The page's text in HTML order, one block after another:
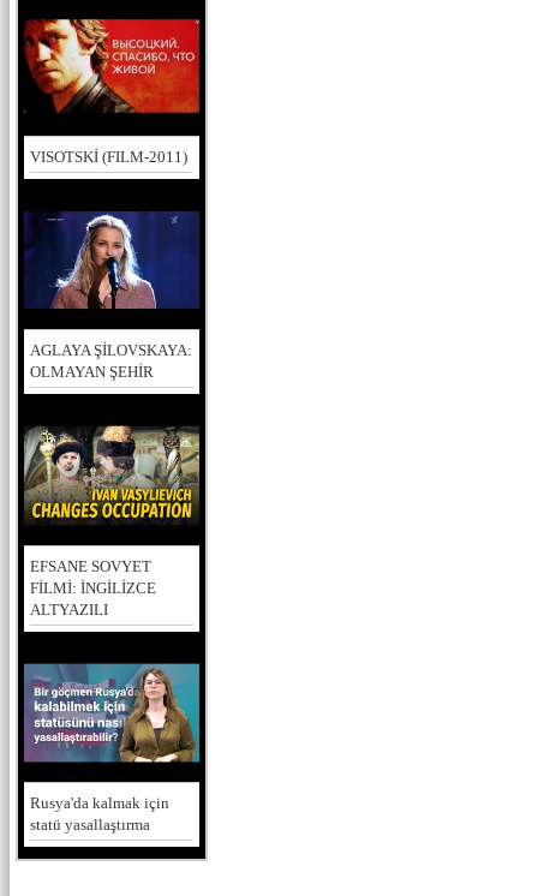
VISOTSKİ (FILM-2011)
AGLAYA ŞİLOVSKAYA:
OLMAYAN ŞEHİR
EFSANE SOVYET
FİLMİ: İNGİLİZCE
ALTYAZILI
Rusya'da kalmak için
statü yasallaştırma